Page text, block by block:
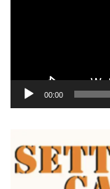
00:00